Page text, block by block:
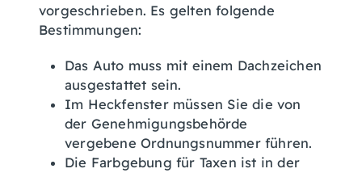
vorgeschrieben. Es gelten folgende
Bestimmungen:
Das Auto muss mit einem Dachzeichen
ausgestattet sein.
Im Heckfenster müssen Sie die von
der Genehmigungsbehörde
vergebene Ordnungsnummer führen.
Die Farbgebung für Taxen ist in der